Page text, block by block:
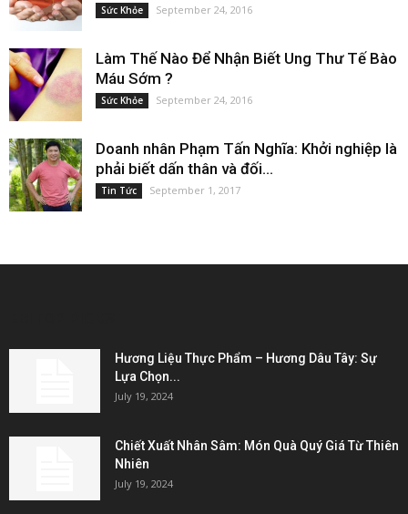
Sức Khỏe September 24, 2016
Làm Thế Nào Để Nhận Biết Ung Thư Tế Bào
Máu Sớm ?
Sức Khỏe September 24, 2016
Doanh nhân Phạm Tấn Nghĩa: Khởi nghiệp là
phải biết dấn thân và đối...
Tin Tức September 1, 2017
Hương Liệu Thực Phẩm – Hương Dâu Tây: Sự
Lựa Chọn...
July 19, 2024
Chiết Xuất Nhân Sâm: Món Quà Quý Giá Từ Thiên
Nhiên
July 19, 2024